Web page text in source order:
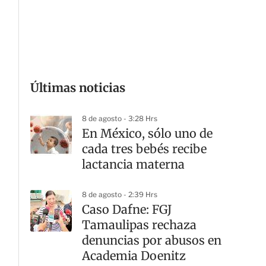
Últimas noticias
8 de agosto - 3:28 Hrs
En México, sólo uno de
cada tres bebés recibe
lactancia materna
8 de agosto - 2:39 Hrs
Caso Dafne: FGJ
Tamaulipas rechaza
denuncias por abusos en
Academia Doenitz